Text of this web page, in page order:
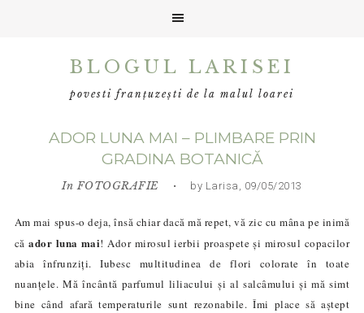
BLOGUL LARISEI
povesti franțuzești de la malul loarei
ADOR LUNA MAI – PLIMBARE PRIN
GRADINA BOTANICĂ
InFOTOGRAFIE • by Larisa, 09/05/2013
Am mai spus-o deja, însă chiar dacă mă repet, vă zic cu mâna pe inimă
căador luna mai! Ador mirosul ierbii proaspete și mirosul copacilor
abia înfrunziți. Iubesc multitudinea de flori colorate în toate
nuanțele. Mă încântă parfumul liliacului și al salcâmului și mă simt
bine când afară temperaturile sunt rezonabile. Îmi place să aștept